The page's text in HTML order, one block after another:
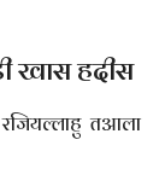
खास हदीस
तआला